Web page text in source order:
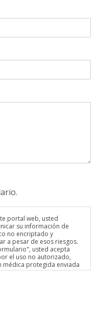
portal web, usted
su información de
no encriptado y
a pesar de esos riesgos.
usted acepta
el uso no autorizado,
médica protegida enviada